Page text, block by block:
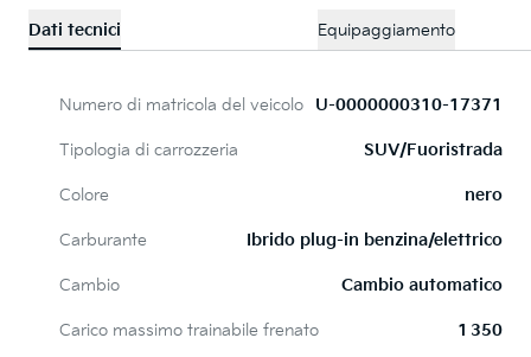
Dati tecnici Equipaggiamento
Numero di matricola del veicolo U-0000000310-17371
Tipologia di carrozzeria SUV/Fuoristrada
Colore nero
Carburante Ibrido plug-in benzina/elettrico
Cambio Cambio automatico
Carico massimo trainabile frenato 1 350